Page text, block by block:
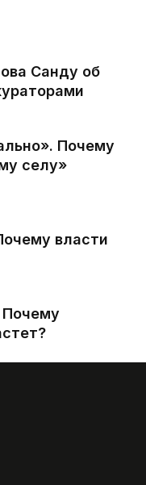
Санду об
Почему
селу»
власти